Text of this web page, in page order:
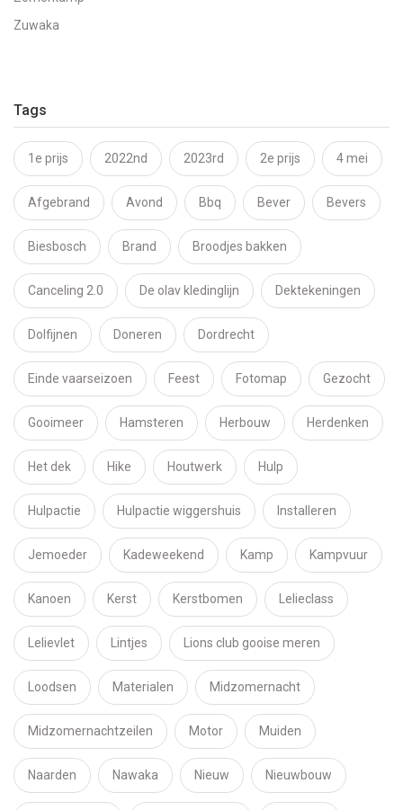
Zuwaka
Tags
1e prijs 2022nd 2023rd 2e prijs 4 mei
Afgebrand Avond Bbq Bever Bevers
Biesbosch Brand Broodjes bakken
Canceling 2.0 De olav kledinglijn Dektekeningen
Dolfijnen Doneren Dordrecht
Einde vaarseizoen Feest Fotomap Gezocht
Gooimeer Hamsteren Herbouw Herdenken
Het dek Hike Houtwerk Hulp
Hulpactie Hulpactie wiggershuis Installeren
Jemoeder Kadeweekend Kamp Kampvuur
Kanoen Kerst Kerstbomen Lelieclass
Lelievlet Lintjes Lions club gooise meren
Loodsen Materialen Midzomernacht
Midzomernachtzeilen Motor Muiden
Naarden Nawaka Nieuw Nieuwbouw